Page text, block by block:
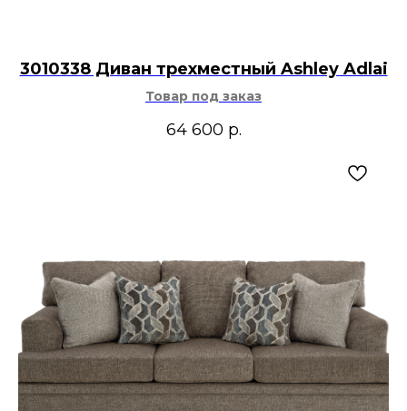
3010338 Диван трехместный Ashley Adlai
Товар под заказ
64 600 р.